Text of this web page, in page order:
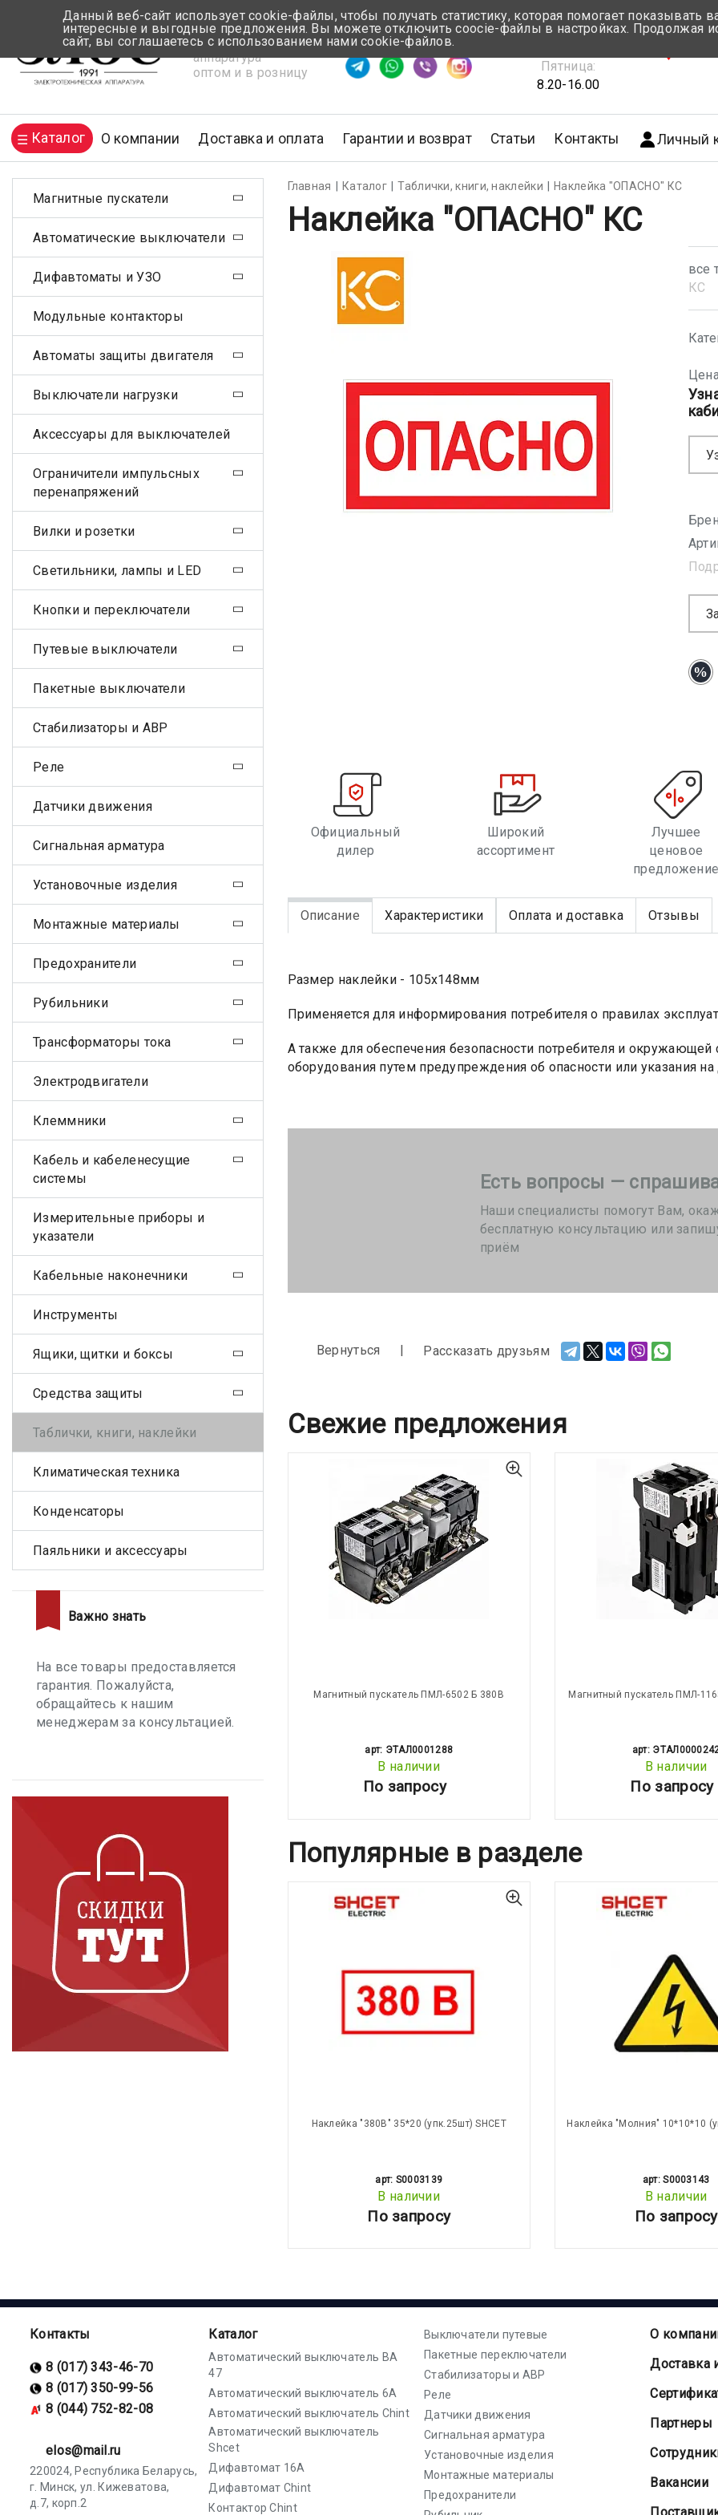
Электротехническая
аппаратура
оптом и в розницу
Время ответа ≈ 5 мин
Понедельник-Четверг:
Пятница:
8.20-16.00
Каталог О компании Доставка и оплата Гарантии и возврат Статьи Контакты Личный
Главная Каталог Таблички, книги, наклейки Наклейка "ОПАСНО" КС
Наклейка "ОПАСНО" КС
все
КС
Официальный
дилер
Широкий
ассортимент
Лучшее
ценовое
предложение
Описание Характеристики Оплата и доставка Отзывы
Размер наклейки - 105х148мм
Применяется для информирования потребителя о правилах
А также для обеспечения безопасности потребителя и
оборудования путем предупреждения об опасности или указания
Есть вопросы —
Наши специалисты помогут Вам,
бесплатную консультацию или
приём
Вернуться Рассказать друзьям
Свежие предложения
Магнитный пускатель ПМЛ-6502 Б 380В
арт: ЭТАЛ0001288
В наличии
По запросу
Магнитный пускатель ПМЛ-
арт:
В наличии
По запросу
Популярные в разделе
Наклейка "380В" 35*20 (упк.25шт) SHCET
арт: S0003139
В наличии
По запросу
Наклейка "Молния" 10*10*10
арт: S0003143
В наличии
По запросу
Магнитные пускатели
Автоматические выключатели
Дифавтоматы и УЗО
Модульные контакторы
Автоматы защиты двигателя
Выключатели нагрузки
Аксессуары для выключателей
Ограничители импульсных
перенапряжений
Вилки и розетки
Светильники, лампы и LED
Кнопки и переключатели
Путевые выключатели
Пакетные выключатели
Стабилизаторы и АВР
Реле
Датчики движения
Сигнальная арматура
Установочные изделия
Монтажные материалы
Предохранители
Рубильники
Трансформаторы тока
Электродвигатели
Клеммники
Кабель и кабеленесущие
системы
Измерительные приборы и
указатели
Кабельные наконечники
Инструменты
Ящики, щитки и боксы
Средства защиты
Таблички, книги, наклейки
Климатическая техника
Конденсаторы
Паяльники и аксессуары
Важно знать
На все товары предоставляется
гарантия. Пожалуйста,
обращайтесь к нашим
менеджерам за консультацией.
Контакты
8 (017) 343-46-70
8 (017) 350-99-56
8 (044) 752-82-08
elos@mail.ru
220024, Республика Беларусь,
г. Минск, ул. Кижеватова,
д.7, корп.2
Каталог
Автоматический выключатель ВА
47
Автоматический выключатель 6А
Автоматический выключатель Chint
Автоматический выключатель
Shcet
Дифавтомат 16А
Дифавтомат Chint
Контактор Chint
Выключатели путевые
Пакетные переключатели
Стабилизаторы и АВР
Реле
Датчики движения
Сигнальная арматура
Установочные изделия
Монтажные материалы
Предохранители
О
Доставка
Партнеры
Вакансии
Данный веб-сайт использует cookie-файлы, чтобы получать статистику, которая помогает показывать
интересные и выгодные предложения. Вы можете отключить coocie-файлы в настройках. Продолжая
сайт, вы соглашаетесь с использованием нами cookie-файлов.